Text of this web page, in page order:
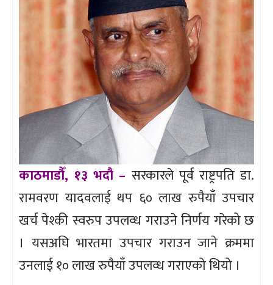
काठमाडौँ, १३ भदौ – सरकारले पूर्व राष्ट्रपति डा.
रामवरण यादवलाई थप ६० लाख रुपैयाँ उपचार
खर्च पेश्की स्वरुप उपलव्ध गराउने निर्णय गरेको छ
। यसअघि भारतमा उपचार गराउन जाने क्रममा
उनलाई १० लाख रुपैयाँ उपलव्ध गराएको थियो ।